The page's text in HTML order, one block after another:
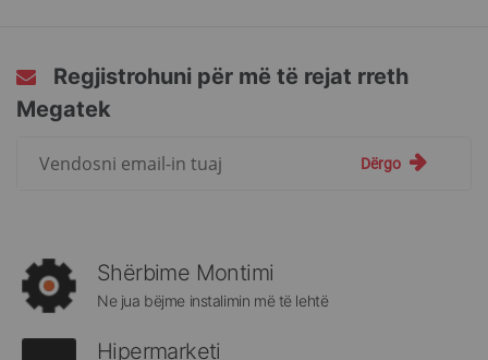
Regjistrohuni për më të rejat rreth
Megatek
rreth
Megatek:
Dërgo
Shërbime Montimi
Ne jua bëjme instalimin më të lehtë
Hipermarketi